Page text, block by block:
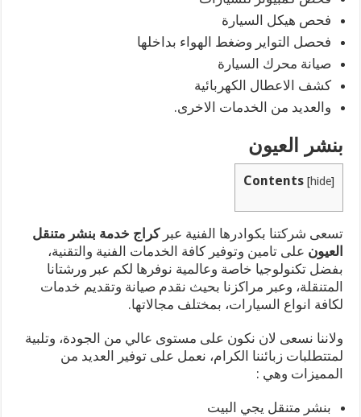
فحص هيكل السيارة
فحصل التواير وضغط الهواء بداخلها
صيانة محرك السيارة
كشف الاعطال الكهربائية
والعديد من الخدمات الاخرى.
بنشر العيون
Contents [hide]
تسعى شركتنا بكوادرها الفنية عبركراج خدمة بنشر متنقل
العيون على تامين وتوفير كافة الخدمات الفنية والتقنية،
بفضل تكنولوجيا خاصة وعالمية نوفرها لكم عبر ورشتانا
المتنقلة، وعبر مراكزنا بحيث نقدم صيانة وتقديم خدمات
لكافة انواع السيارات، بمختلف مجالاتها.
ولاننا نسعى لان نكون على مستوى عالي من الجودة، وتلبية
لمتتطلبات زبائننا الكرام، نعمل على توفير العديد من
المميزات وهي :
بنشر متنقل يجي البيت